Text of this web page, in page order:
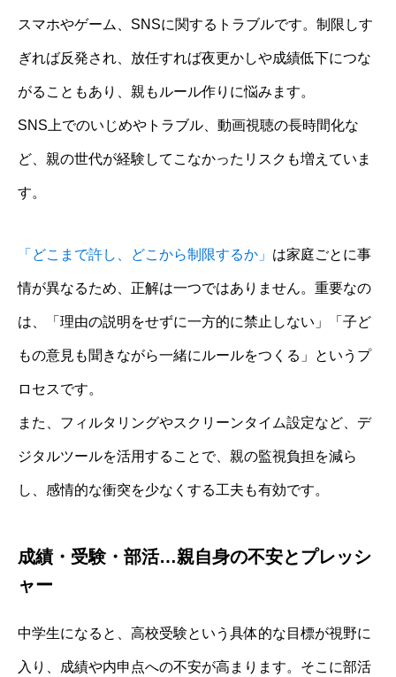
スマホやゲーム、SNSに関するトラブルです。制限しす
ぎれば反発され、放任すれば夜更かしや成績低下につな
がることもあり、親もルール作りに悩みます。
SNS上でのいじめやトラブル、動画視聴の長時間化な
ど、親の世代が経験してこなかったリスクも増えていま
す。
「どこまで許し、どこから制限するか」 は家庭ごとに事
情が異なるため、正解は一つではありません。重要なの
は、「理由の説明をせずに一方的に禁止しない」「子ど
もの意見も聞きながら一緒にルールをつくる」というプ
ロセスです。
また、フィルタリングやスクリーンタイム設定など、デ
ジタルツールを活用することで、親の監視負担を減ら
し、感情的な衝突を少なくする工夫も有効です。
成績・受験・部活…親自身の不安とプレッシ
ャー
中学生になると、高校受験という具体的な目標が視野に
入り、成績や内申点への不安が高まります。そこに部活